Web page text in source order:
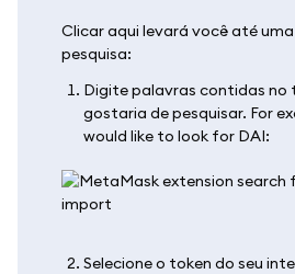
Clicar aqui levará você até
pesquisa:
Digite palavras contidas no
gostaria de pesquisar. For
would like to look for DAI:
Selecione o token do seu